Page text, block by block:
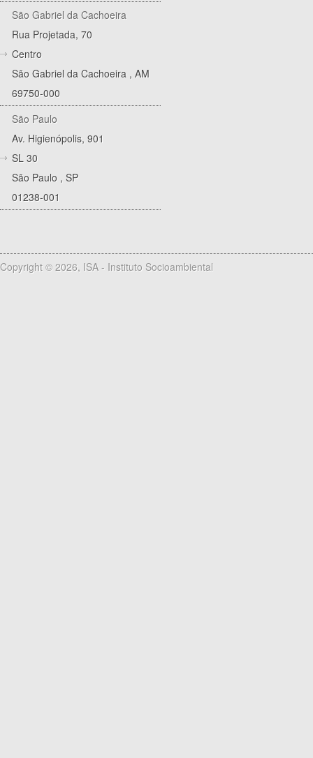
São Gabriel da Cachoeira
Rua Projetada, 70
Centro
São Gabriel da Cachoeira , AM
69750-000
São Paulo
Av. Higienópolis, 901
SL 30
São Paulo , SP
01238-001
Copyright © 2026, ISA - Instituto Socioambiental